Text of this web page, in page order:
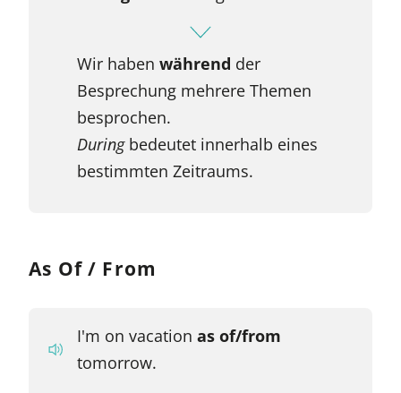
Wir haben während der
Besprechung mehrere Themen
besprochen.
Duringbedeutet innerhalb eines
bestimmten Zeitraums.
As Of / From
I'm on vacation as of/from
tomorrow.